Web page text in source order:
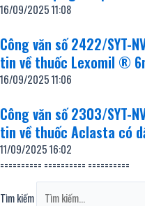
16/09/202511:08
Công văn số 2422/SYT-
tin về thuốc Lexomil ®
16/09/202511:06
Công văn số 2303/SYT-
tin về thuốc Aclasta có
11/09/202516:02
========== ========== ==========
Tìm kiếm